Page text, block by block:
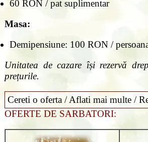
60 RON / pat suplimentar
Masa:
Demipensiune: 100 RON /
Unitatea de cazare își rezervă
prețurile.
Cereti o oferta / Aflati mai multe /
OFERTE DE SARBATORI: